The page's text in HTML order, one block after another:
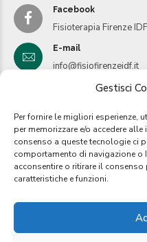
Gestisci
Per fornire le migliori esperienze,
per memorizzare e/o accedere
consenso a queste tecnologie ci
comportamento di navigazione o
acconsentire o ritirare il
caratteristiche e funzioni.
Facebook
Fisioterapia Firenze IDF
E-mail
info@fisiofirenzeidf.it
Instagram
Istituto IDF
stituto